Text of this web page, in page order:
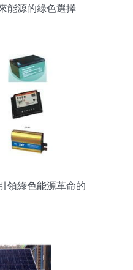
能源的綠色選擇
領綠色能源革命的